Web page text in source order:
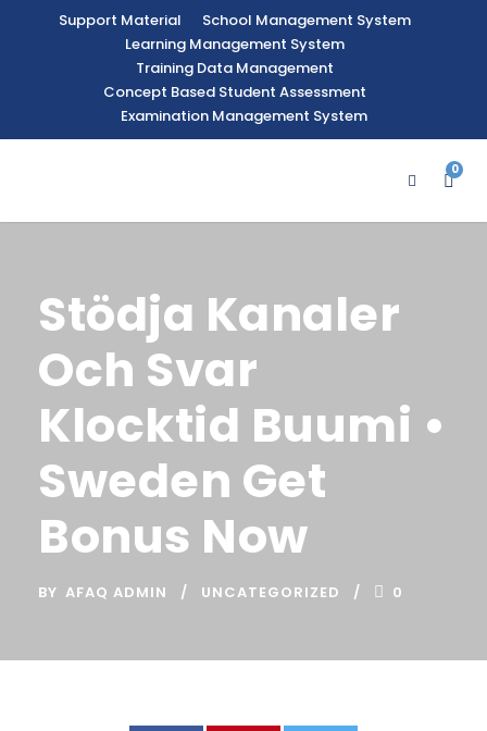
Support Material
School Management System
Learning Management System
Training Data Management
Concept Based Student Assessment
Examination Management System
0
Stödja Kanaler
Och Svar
Klocktid Buumi •
Sweden Get
Bonus Now
BY AFAQ ADMIN UNCATEGORIZED 0